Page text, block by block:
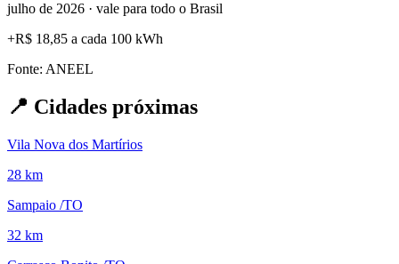
julho de 2026 · vale para todo o Brasil
+R$ 18,85 a cada 100 kWh
Fonte: ANEEL
📍 Cidades próximas
Vila Nova dos Martírios
28 km
Sampaio /TO
32 km